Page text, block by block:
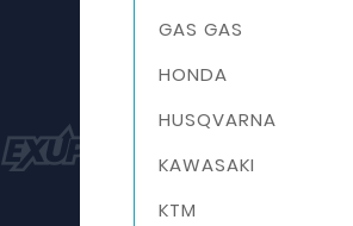
GAS GAS
HONDA
HUSQVARNA
KAWASAKI
KTM